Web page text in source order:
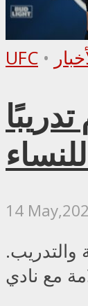
UFC •
14
والتدريب.